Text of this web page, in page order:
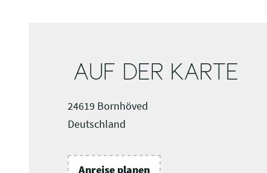
AUF DER KARTE
24619 Bornhöved
Deutschland
Anreise planen